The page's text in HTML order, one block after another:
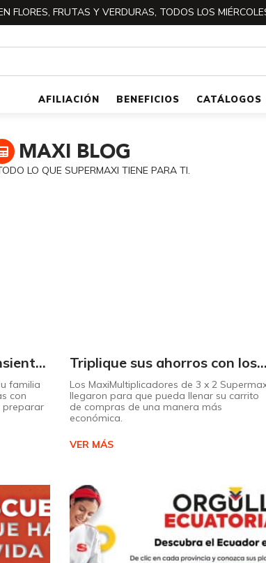
FLORES, FRUTAS Y VERDURAS, TODOS LOS
AFILIACIÓN BENEFICIOS CATÁLOGOS
MAXI BLOG
LO QUE SUPERMAXI TIENE PARA TI.
¡Dulce y Saludable! Consienta a su familia con postres deliciosos y sin culpas
familia
con
preparar
Triplique sus ahorros con los Maximultiplicadores de Supermaxi
Los MaxiMultiplicadores de 3 x 2
llegaron para que pueda llenar su carrito
de compras de una manera más
económica.
VER MÁS